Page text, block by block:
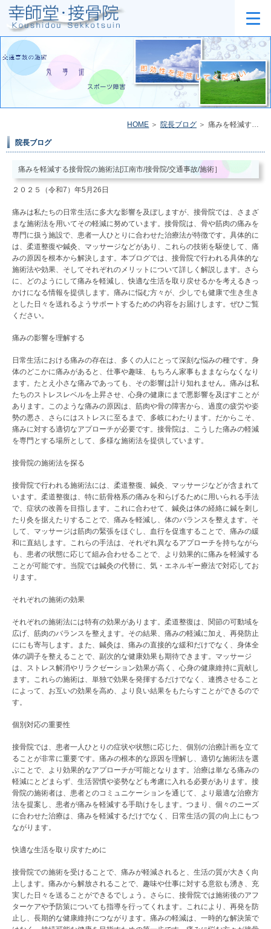
HOME 院長ブログ 痛みを軽減する接骨院の施術法[江南市/接骨院/交通事故/施術］
院長ブログ
痛みを軽減する接骨院の施術法[江南市/接骨院/交通事故/施術］
２０２５（令和7）年5月26日
痛みは私たちの日常生活に多大な影響を及ぼしますが、接骨院では、さまざ
まな施術法を用いてその軽減に努めています。接骨院は、骨や筋肉の痛みを
専門に扱う施設で、患者一人ひとりに合わせた治療法が特徴です。具体的に
は、柔道整復や鍼灸、マッサージなどがあり、これらの技術を駆使して、痛
みの原因を根本から解決します。本ブログでは、接骨院で行われる具体的な
施術法や効果、そしてそれぞれのメリットについて詳しく解説します。さら
に、どのようにして痛みを軽減し、快適な生活を取り戻せるかを考えるきっ
かけになる情報を提供します。痛みに悩む方々が、少しでも健康で生き生き
とした日々を送れるようサポートするための内容をお届けします。ぜひご覧
ください。
痛みの影響を理解する
日常生活における痛みの存在は、多くの人にとって深刻な悩みの種です。身
体のどこかに痛みがあると、仕事や趣味、もちろん家事もままならなくなり
ます。たとえ小さな痛みであっても、その影響は計り知れません。痛みは私
たちのストレスレベルを上昇させ、心身の健康にまで悪影響を及ぼすことが
あります。このような痛みの原因は、筋肉や骨の障害から、過度の疲労や姿
勢の悪さ、さらにはストレスに至るまで、多岐にわたります。だからこそ、
痛みに対する適切なアプローチが必要です。接骨院は、こうした痛みの軽減
を専門とする場所として、多様な施術法を提供しています。
接骨院の施術法を探る
接骨院で行われる施術法には、柔道整復、鍼灸、マッサージなどが含まれて
います。柔道整復は、特に筋骨格系の痛みを和らげるために用いられる手法
で、症状の改善を目指します。これに合わせて、鍼灸は体の経絡に鍼を刺し
たり灸を据えたりすることで、痛みを軽減し、体のバランスを整えます。そ
して、マッサージは筋肉の緊張をほぐし、血行を促進することで、痛みの緩
和に直結します。これらの手法は、それぞれ異なるアプローチを持ちながら
も、患者の状態に応じて組み合わせることで、より効果的に痛みを軽減する
ことが可能です。当院では鍼灸の代替に、気・エネルギー療法で対応してお
ります。
それぞれの施術の効果
それぞれの施術法には特有の効果があります。柔道整復は、関節の可動域を
広げ、筋肉のバランスを整えます。その結果、痛みの軽減に加え、再発防止
ににも寄与します。また、鍼灸は、痛みの直接的な緩和だけでなく、身体全
体の調子を整えることで、副次的な健康効果も期待できます。マッサージ
は、ストレス解消やリラクゼーション効果が高く、心身の健康維持に貢献し
ます。これらの施術は、単独で効果を発揮するだけでなく、連携させること
によって、お互いの効果を高め、より良い結果をもたらすことができるので
す。
個別対応の重要性
接骨院では、患者一人ひとりの症状や状態に応じた、個別の治療計画を立て
ることが非常に重要です。痛みの根本的な原因を理解し、適切な施術法を選
ぶことで、より効果的なアプローチが可能となります。治療は単なる痛みの
軽減にとどまらず、生活習慣や姿勢なども考慮に入れる必要があります。接
骨院の施術者は、患者とのコミュニケーションを通じて、より最適な治療方
法を提案し、患者が痛みを軽減する手助けをします。つまり、個々のニーズ
に合わせた治療は、痛みを軽減するだけでなく、日常生活の質の向上にもつ
ながります。
快適な生活を取り戻すために
接骨院での施術を受けることで、痛みが軽減されると、生活の質が大きく向
上します。痛みから解放されることで、趣味や仕事に対する意欲も湧き、充
実した日々を送ることができるでしょう。さらに、接骨院では施術後のアフ
ターケアや予防策についても指導を行ってくれます。これにより、再発を防
止し、長期的な健康維持につながります。痛みの軽減は、一時的な解決策で